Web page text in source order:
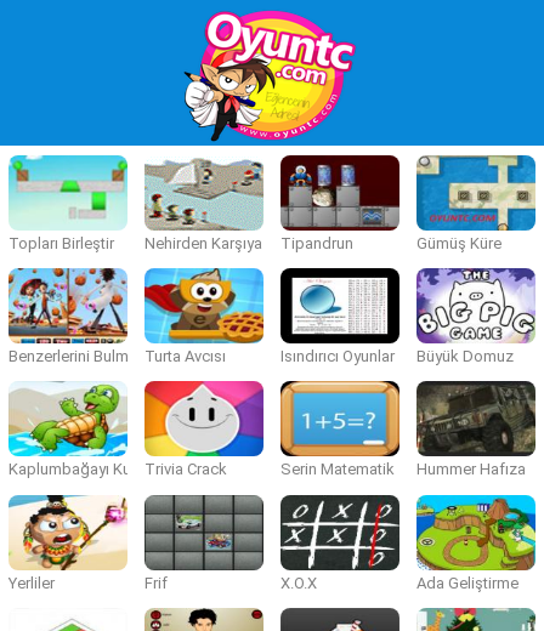
Topları Birleştir Nehirden Karşıya Geçirme
Tipandrun Gümüş Küre
Benzerlerini Bulma Turta Avcısı Isındırıcı Oyunlar Büyük Domuz
Kaplumbağayı KurtarTrivia Crack Serin Matematik Hummer Hafıza
Yerliler Frif X.O.X Ada Geliştirme